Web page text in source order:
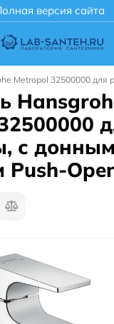
версия сайта
Metropol 32500000
с донным
Push-